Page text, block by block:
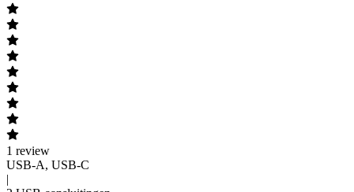
1 review
USB-A, USB-C
|